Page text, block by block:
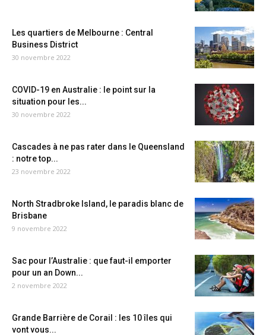
Les quartiers de Melbourne : Central
Business District
30 novembre 2022
COVID-19 en Australie : le point sur la
situation pour les...
30 novembre 2022
Cascades à ne pas rater dans le Queensland
: notre top...
23 novembre 2022
North Stradbroke Island, le paradis blanc de
Brisbane
9 novembre 2022
Sac pour l’Australie : que faut-il emporter
pour un an Down...
2 novembre 2022
Grande Barrière de Corail : les 10 îles qui
vont vous...